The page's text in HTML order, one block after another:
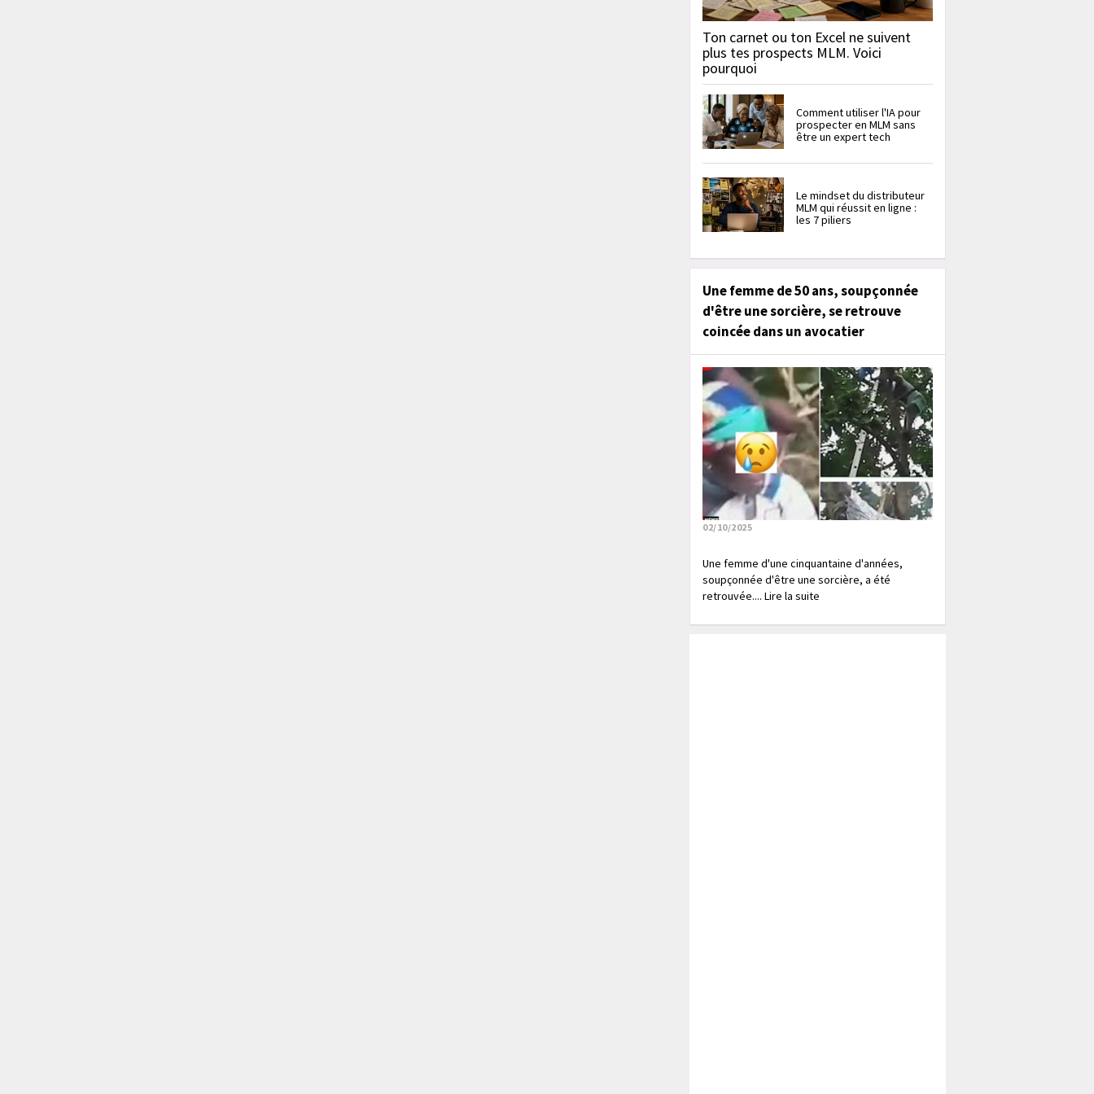
Ton carnet ou ton Excel ne suivent
plus tes prospects MLM. Voici
pourquoi
Comment utiliser l'IA pour
prospecter en MLM sans
être un expert tech
Le mindset du distributeur
MLM qui réussit en ligne :
les 7 piliers
Une femme de 50 ans, soupçonnée
d'être une sorcière, se retrouve
coincée dans un avocatier
02/10/2025
Une femme d'une cinquantaine d'années,
soupçonnée d'être une sorcière, a été
retrouvée.... Lire la suite